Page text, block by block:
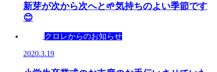
新芽が次から次へと🌱気持ちのよい季節です
😊
クロレからのお知らせ
2020.3.19